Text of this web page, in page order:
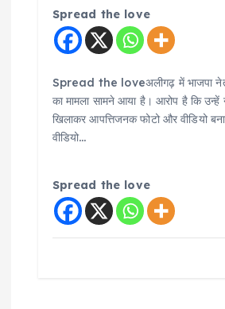
Spread the love
Spread the loveअलीगढ़ में भाजपा
का मामला सामने आया है। आरोप है कि उन्हें
खिलाकर आपत्तिजनक फोटो और वीडियो
वीडियो…
Spread the love